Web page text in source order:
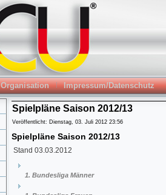
Organisation Impressum/Datenschutz
Spielpläne Saison 2012/13
Veröffentlicht: Dienstag, 03. Juli 2012 23:56
Spielpläne Saison 2012/13
Stand 03.03.2012
1. Bundesliga Männer